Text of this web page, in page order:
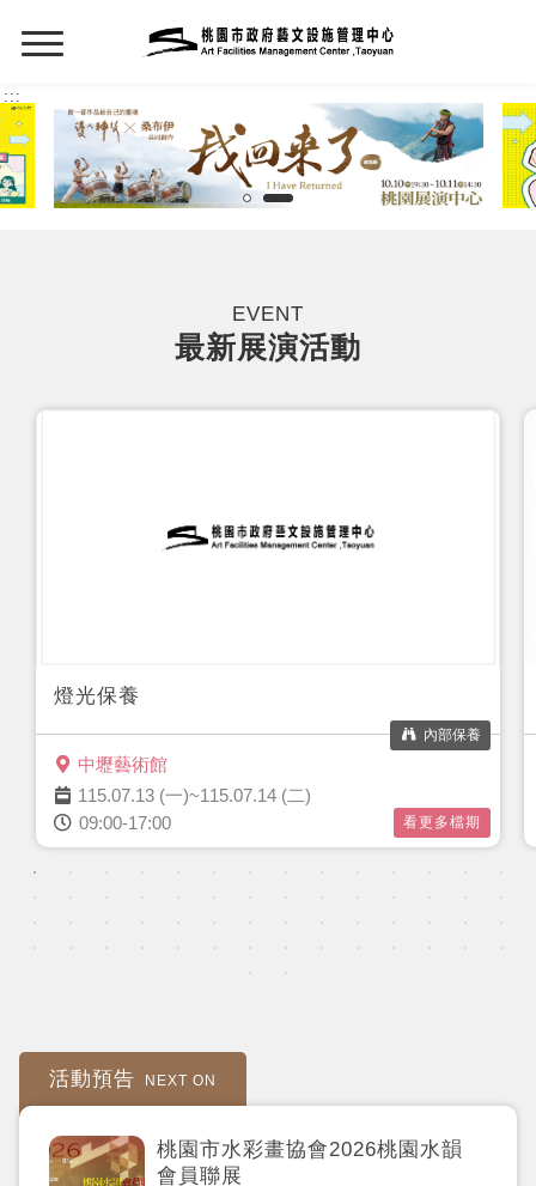
:::
EVENT
最新展演活動
燈光保養
中壢藝術館
內部保養
115.07.13 (一)~115.07.14 (二)
09:00-17:00
看更多檔期
活動預告 NEXT ON
桃園市水彩畫協會2026桃園水韻
會員聯展